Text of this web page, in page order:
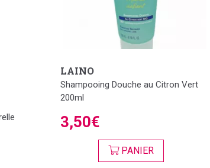
LAINO
Shampooing Douche au Citron Vert
200ml
3,50€
PANIER